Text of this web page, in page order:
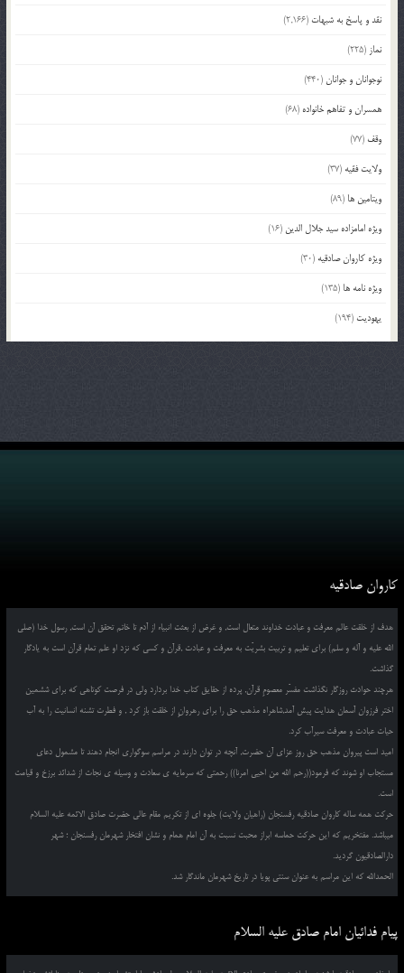
نقد و پاسخ به شبهات (2,166)
نماز (225)
نوجوانان و جوانان(440)
همسران و تفاهم خانواده (68)
وقف (77)
ولایت فقیه (37)
ویتامین ها (89)
ویژه امامزاده سید جلال الدین (16)
ویژه کاروان صادقیه (30)
ویژه نامه ها (135)
یهودیت (194)
کاروان صادقیه
هدف از خلقت عالم معرفت و عبادت خداوند متعال است, و غرض از بعثت انبیاء از آدم تا خاتم تحقق آن است, رسول خدا (صلی
الله علیه و آله و سلم) برای تعلیم و تربیت بشریّت به معرفت و عبادت ,قرآن و کسی که نزد او علم تمام قرآن است به یادگار
گذاشت.
هرچند حوادث روزگار نگذاشت مفسّر معصومِ قرآن, پرده از حقایق کتاب خدا بردارد ولی در فرصت کوتاهی که برای ششمین
اختر فرزوان آسمان هدایت پیش آمد,شاهراه مذهب حق را برای رهروانِ از خلقت باز کرد , و فطرت تشنه انسانیت را به آب
حیات عبادت و معرفت سیرآب کرد.
امید است پیروان مذهب حق روز عزای آن حضرت, آنچه در توان دارند در مراسم سوگواری انجام دهند تا مشمول دعای
مستجاب او شوند که فرمود((رحم الله من احیی امرنا)) رحمتی که سرمایه ی سعادت و وسیله ی نجات از شدائد برزخ و قیامت
است.
حرکت همه ساله کاروان صادقیه رفسنجان (راهیان ولایت) جلوه ای از تکریم مقام عالی حضرت صادق الائمه علیه السلام
میباشد. مفتخریم که این حرکت حماسه ابراز محبت نسبت به آن امام همام و نشان افتخار شهرمان رفسنجان ؛ شهر
دارالصادقیون گردید.
الحمدالله که این مراسم به عنوان سنتی پویا در تاریخ شهرمان ماندگار شد.
پیام فدائیان امام صادق علیه السلام